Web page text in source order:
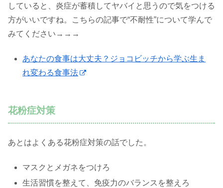
していると、炎症が蓄積してヤバイと思うので気をつける
方がいいですね。こちらの記事で“不耐性”について学んで
みてください→→→
あなたの食事は大丈夫？ジョコビッチから学ぶ生ま
れ変わる食事法
花粉症対策
あとはよくある花粉症対策の話でした。
マスクとメガネをつけろ
生活習慣を整えて、免疫力のバランスを整えろ